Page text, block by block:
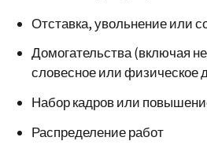
Отставка, увольнение или
Домогательства(включая
словесное или физическое
Набор кадров или
Распределение работ